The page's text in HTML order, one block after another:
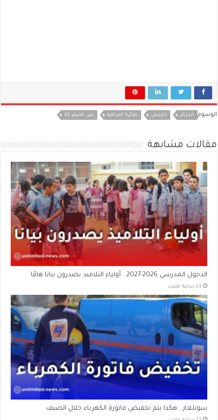
الوسوم الجزائر الجيش طائرة المراقبة عين الصقر 62
مقالات مشابهة
الدخول المدرسي 2026-2027.. أولياء التلاميذ يصدرون بيانا هامًا
سونلغاز.. هكذا يتم تخفيض فاتورة الكهرباء خلال الصيف